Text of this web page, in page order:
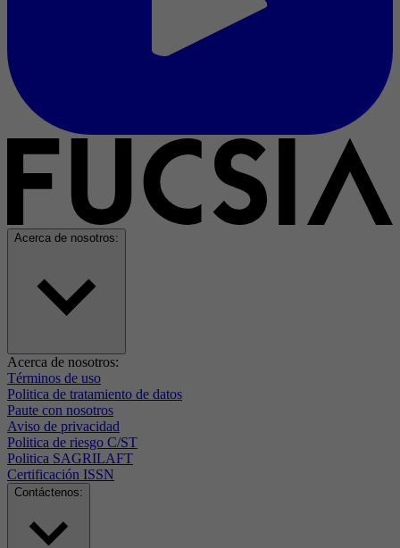
Acerca de nosotros:
Acerca de nosotros:
Términos de uso
Politica de tratamiento de datos
Paute con nosotros
Aviso de privacidad
Politica de riesgo C/ST
Politica SAGRILAFT
Certificación ISSN
Contáctenos: